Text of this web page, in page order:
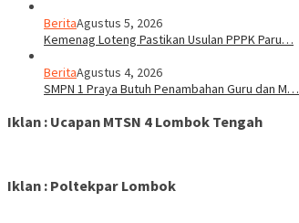
BeritaAgustus 5, 2026
Kemenag Loteng Pastikan Usulan PPPK Paru…
BeritaAgustus 4, 2026
SMPN 1 Praya Butuh Penambahan Guru dan M…
Iklan : Ucapan MTSN 4 Lombok Tengah
Iklan : Poltekpar Lombok